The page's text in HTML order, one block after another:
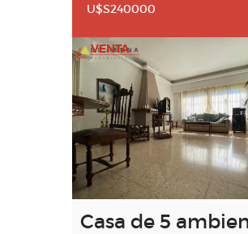
U$S240000
VENTA
Casa de 5